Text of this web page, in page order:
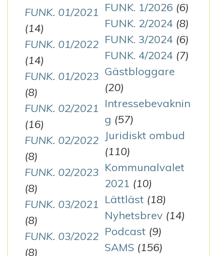
FUNK. 01/2021
(14)
FUNK. 01/2022
(14)
FUNK. 01/2023
(8)
FUNK. 02/2021
(16)
FUNK. 02/2022
(8)
FUNK. 02/2023
(8)
FUNK. 03/2021
(8)
FUNK. 03/2022
(8)
FUNK. 1/2026 (6)
FUNK. 2/2024 (8)
FUNK. 3/2024 (6)
FUNK. 4/2024 (7)
Gästbloggare
(20)
Intressebevaknin
g (57)
Juridiskt ombud
(110)
Kommunalvalet
2021 (10)
Lättläst (18)
Nyhetsbrev (14)
Podcast (9)
SAMS (156)